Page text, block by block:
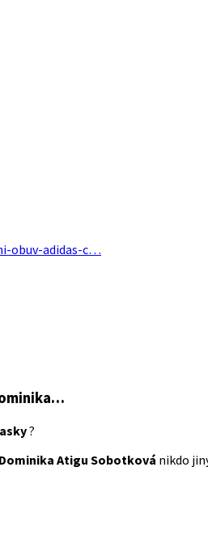
obuv-adidas-c…
?
Dominika Atigu Sobotková nikdo